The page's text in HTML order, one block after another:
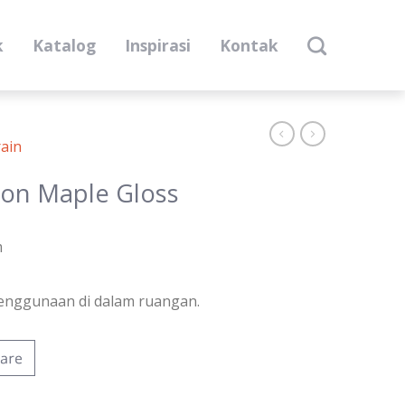
Katalog Inspirasi Kontak
Maple Gloss
di dalam ruangan.